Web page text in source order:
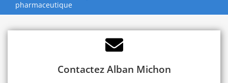
pharmaceutique
Contactez Alban Michon